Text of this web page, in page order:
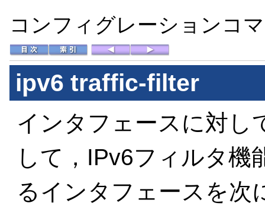
コンフィグレーションコ
ipv6 traffic-filter
インタフェースに対し
して，IPv6フィルタ機
るインタフェースを次